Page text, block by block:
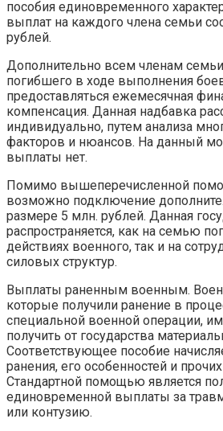
пособия единовременного
выплат на каждого члена семьи
рублей.
Дополнительно всем членам
погибшего в ходе выполнения
предоставляться ежемесячная
компенсация. Данная надбавка
индивидуально, путем анализа
факторов и нюансов. На данный
выплаты нет.
Помимо вышеперечисленной
возможно подключение
размере 5 млн. рублей. Данная
распространяется, как на семью
действиях военного, так и на
силовых структур.
Выплаты раненным военным.
которые получили ранение в
специальной военной операции,
получить от государства
Соответствующее пособие
ранения, его особенностей и
Стандартной помощью является
единовременной выплаты за
или контузию.